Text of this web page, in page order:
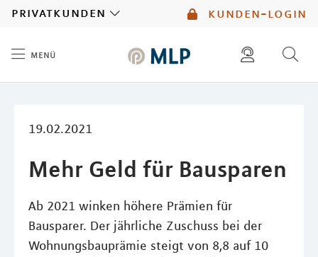
kunden-login
privatkunden
menü
19.02.2021
Mehr Geld für Bausparen
Ab 2021 winken höhere Prämien für
Bausparer. Der jährliche Zuschuss bei der
Wohnungsbauprämie steigt von 8,8 auf 10